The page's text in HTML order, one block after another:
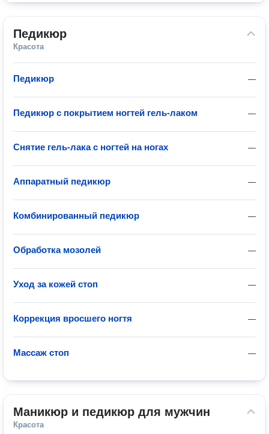
Педикюр
Красота
—
Педикюр
—
Педикюр с покрытием ногтей гель-лаком
—
Снятие гель-лака с ногтей на ногах
—
Аппаратный педикюр
—
Комбинированный педикюр
—
Обработка мозолей
—
Уход за кожей стоп
—
Коррекция вросшего ногтя
—
Массаж стоп
Маникюр и педикюр для мужчин
Красота